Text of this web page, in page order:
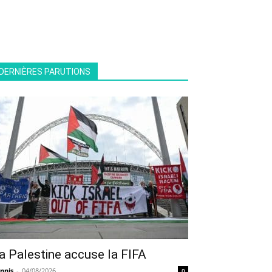
PARUTIONS
Palestine accuse la FIFA